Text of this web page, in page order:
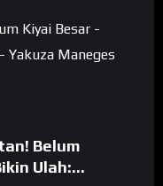
Belum
Ulah: